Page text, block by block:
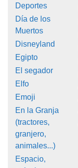
Deportes
Día de los
Muertos
Disneyland
Egipto
El segador
Elfo
Emoji
En la Granja
(tractores,
granjero,
animales...)
Espacio,